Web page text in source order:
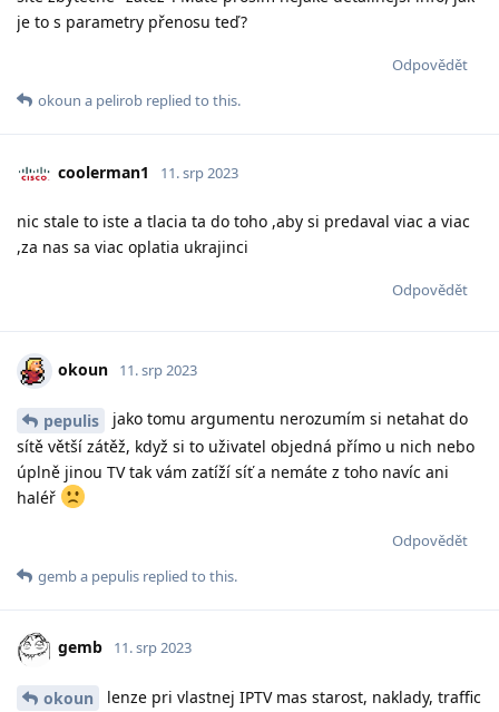
je to s parametry přenosu teď?
Odpovědět
okoun a pelirob replied to this.
coolerman1 11. srp 2023
nic stale to iste a tlacia ta do toho ,aby si predaval viac a viac
,za nas sa viac oplatia ukrajinci
Odpovědět
okoun 11. srp 2023
pepulis
jako tomu argumentu nerozumím si netahat do
sítě větší zátěž, když si to uživatel objedná přímo u nich nebo
úplně jinou TV tak vám zatíží síť a nemáte z toho navíc ani
haléř
Odpovědět
gemba pepulis replied to this.
gemb 11. srp 2023
okoun
lenze pri vlastnej IPTV mas starost, naklady, traffic